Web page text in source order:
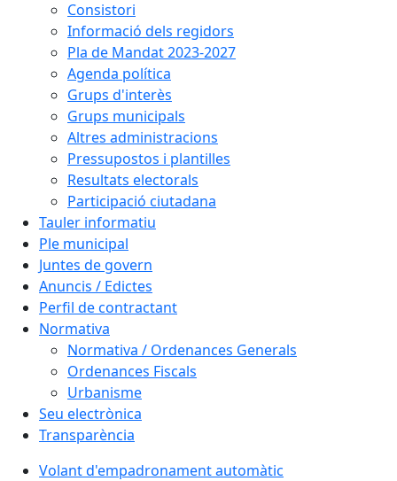
Consistori
Informació dels regidors
Pla de Mandat 2023-2027
Agenda política
Grups d'interès
Grups municipals
Altres administracions
Pressupostos i plantilles
Resultats electorals
Participació ciutadana
Tauler informatiu
Ple municipal
Juntes de govern
Anuncis / Edictes
Perfil de contractant
Normativa
Normativa / Ordenances Generals
Ordenances Fiscals
Urbanisme
Seu electrònica
Transparència
Volant d'empadronament automàtic